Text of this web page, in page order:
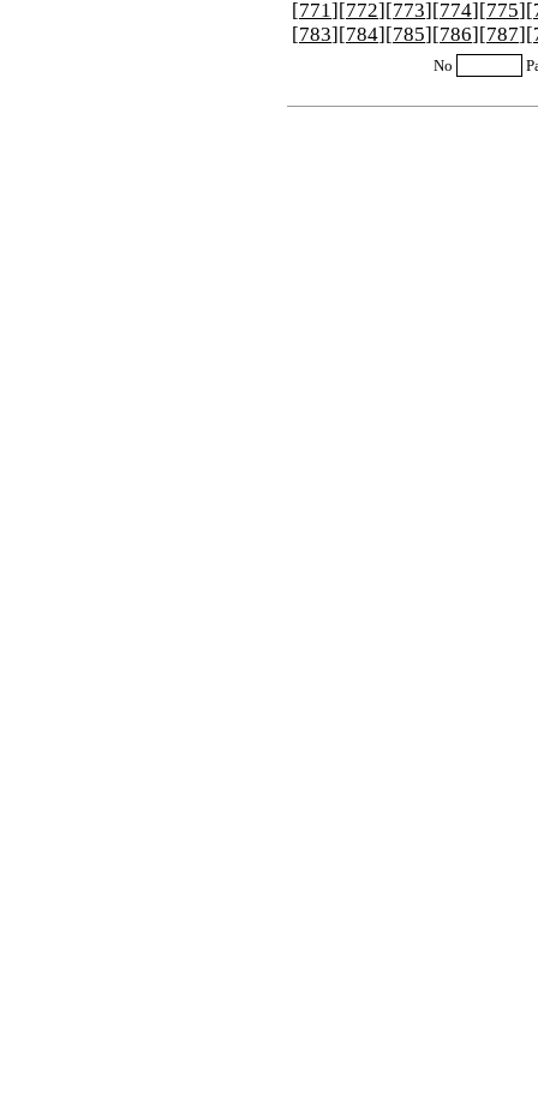
[771][772][773][774][775][
[783][784][785][786][787][
No